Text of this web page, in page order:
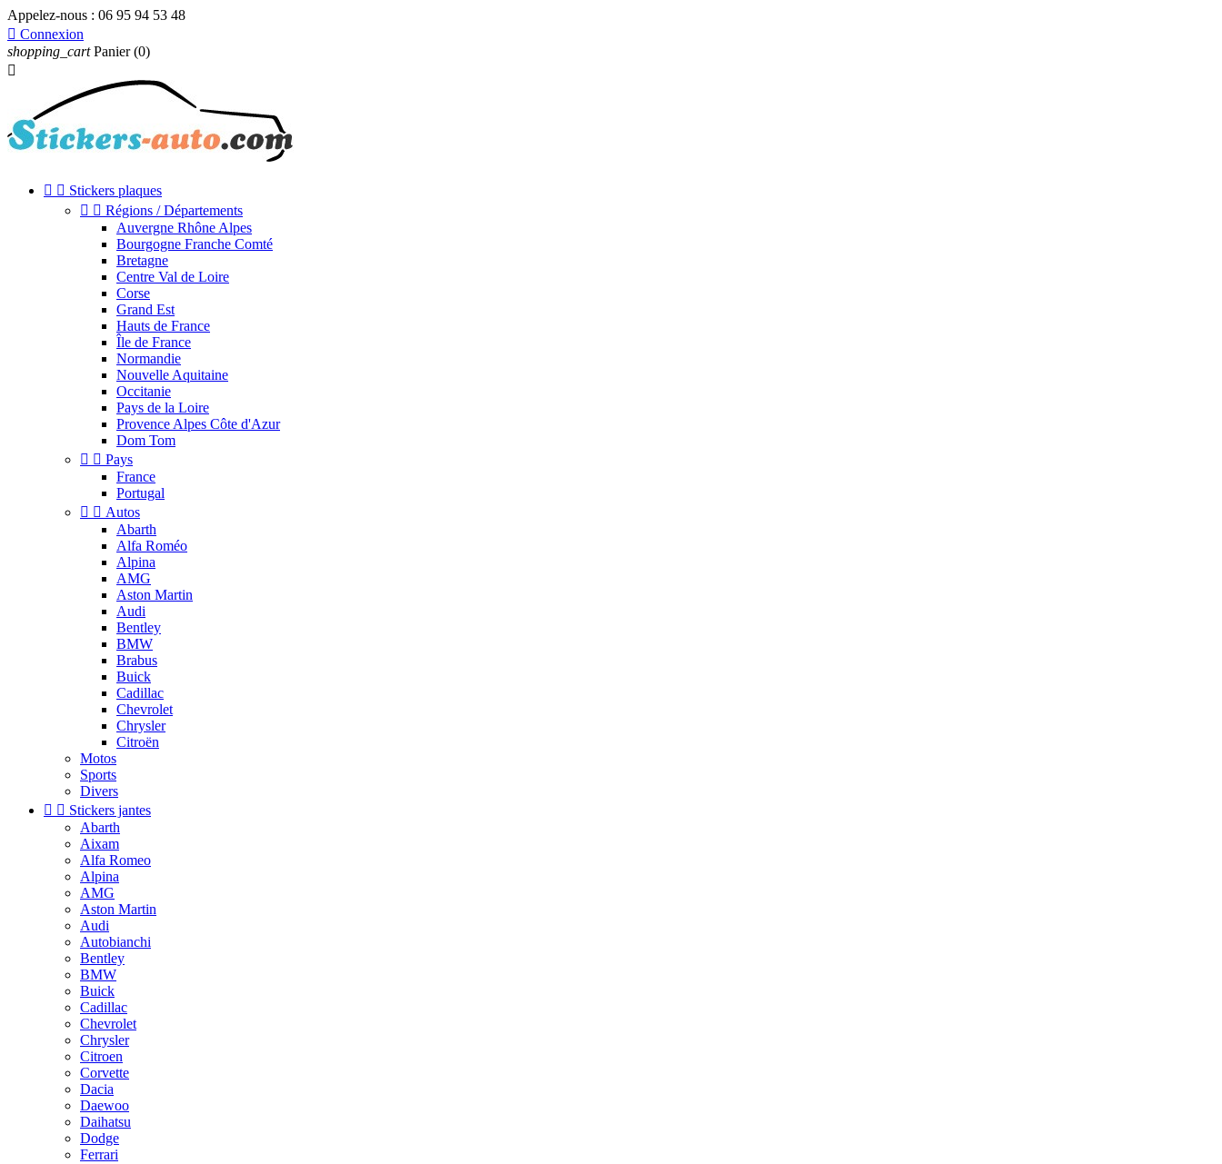
Appelez-nous : 06 95 94 53 48
 Connexion
shopping_cart Panier (0)

  Stickers plaques
  Régions / Départements
Auvergne Rhône Alpes
Bourgogne Franche Comté
Bretagne
Centre Val de Loire
Corse
Grand Est
Hauts de France
Île de France
Normandie
Nouvelle Aquitaine
Occitanie
Pays de la Loire
Provence Alpes Côte d'Azur
Dom Tom
  Pays
France
Portugal
  Autos
Abarth
Alfa Roméo
Alpina
AMG
Aston Martin
Audi
Bentley
BMW
Brabus
Buick
Cadillac
Chevrolet
Chrysler
Citroën
Motos
Sports
Divers
  Stickers jantes
Abarth
Aixam
Alfa Romeo
Alpina
AMG
Aston Martin
Audi
Autobianchi
Bentley
BMW
Buick
Cadillac
Chevrolet
Chrysler
Citroen
Corvette
Dacia
Daewoo
Daihatsu
Dodge
Ferrari